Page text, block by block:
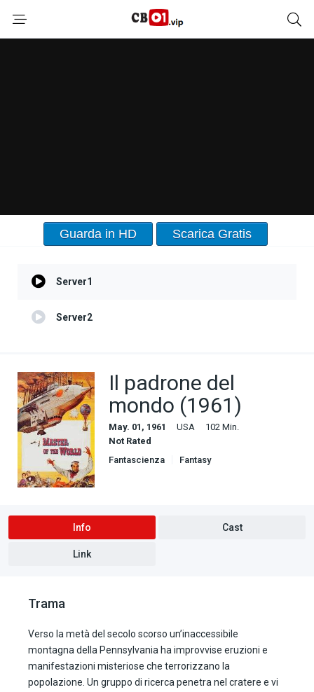
Guarda in HD Scarica Gratis
Server1
Server2
Il padrone del
mondo (1961)
May. 01, 1961 USA
102 Min.
Not Rated
Fantascienza
Fantasy
Info Cast
Link
Trama
Verso la metà del secolo scorso un’inaccessibile
montagna della Pennsylvania ha improvvise eruzioni e
manifestazioni misteriose che terrorizzano la
popolazione. Un gruppo di ricerca penetra nel cratere e vi